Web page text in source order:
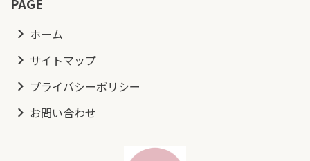
ホーム
サイトマップ
プライバシーポリシー
お問い合わせ